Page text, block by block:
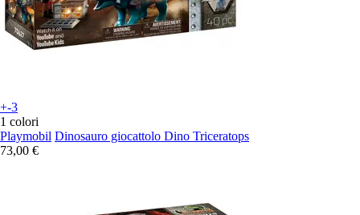
+-3
1 colori
Playmobil Dinosauro giocattolo Dino Triceratops
73,00 €